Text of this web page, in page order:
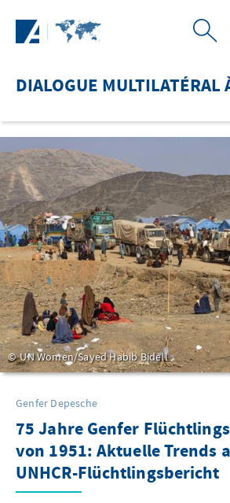
DIALOGUE MULTILATÉRAL
UN Women/Sayed Habib Bidell
Genfer Depesche
75 Jahre Genfer
von 1951: Aktuelle Trends
UNHCR-Flüchtlingsbericht